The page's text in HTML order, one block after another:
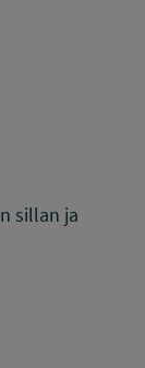
sillan ja